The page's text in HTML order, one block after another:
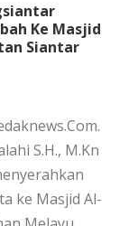
Ke Masjid
Siantar
S.H., M.Kn
ke Masjid Al-